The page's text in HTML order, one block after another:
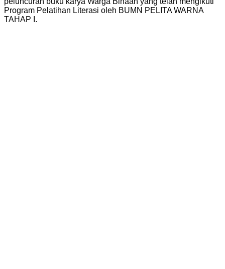
Program Pelatihan Literasi oleh BUMN PELITA WARNA
TAHAP I.